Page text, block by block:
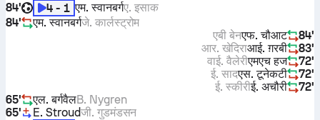
84'
4 - 1 एम. स्वानबर्गए. इसाक
84'
एम. स्वानबर्गजे. कार्लस्ट्रोम
84'
एफ. चौआट
एबी बेन
83'
आई. ग़रबी
आर. खेदिरा
72'
एमएच हज
वाई. वैलेरी
72'
एस. टूनेकटी
ई. साद
72'
ई. अचौरी
ई. स्कीरी
65'
एल. बर्गवैलB. Nygren
65'
E. Stroudजी. गुडमंडसन